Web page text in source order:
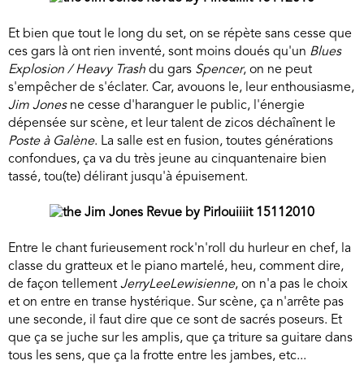
Et bien que tout le long du set, on se répète sans cesse que
ces gars là ont rien inventé, sont moins doués qu'un Blues
Explosion / Heavy Trash du gars Spencer, on ne peut
s'empêcher de s'éclater. Car, avouons le, leur enthousiasme,
Jim Jonesne cesse d'haranguer le public, l'énergie
dépensée sur scène, et leur talent de zicos déchaînent le
Poste à Galène. La salle est en fusion, toutes générations
confondues, ça va du très jeune au cinquantenaire bien
tassé, tou(te) délirant jusqu'à épuisement.
Entre le chant furieusement rock'n'roll du hurleur en chef, la
classe du gratteux et le piano martelé, heu, comment dire,
de façon tellement JerryLeeLewisienne, on n'a pas le choix
et on entre en transe hystérique. Sur scène, ça n'arrête pas
une seconde, il faut dire que ce sont de sacrés poseurs. Et
que ça se juche sur les amplis, que ça triture sa guitare dans
tous les sens, que ça la frotte entre les jambes, etc...